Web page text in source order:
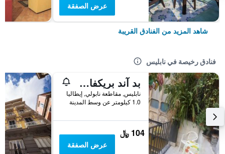
عرض الصفقة
شاهد المزيد من الفنادق القريبة
فنادق رخيصة في نابليس
بد آند بريكفاست ميراجليا
نابليس, مقاطعة نابولي, إيطاليا
1.0 كيلومتر عن وسط المدينة
104 ﷼
عرض الصفقة